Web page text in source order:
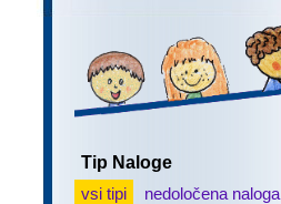
Tip Naloge
vsi tipi
nedoločena naloga